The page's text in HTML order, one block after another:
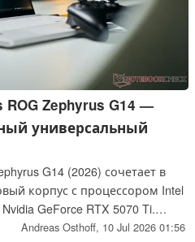
Zephyrus G14 —
универсальный
G14 (2026) сочетает в
корпус с процессором Intel
GeForce RTX 5070 Ti.
более высокую
Andreas Osthoff, 10 Jul 2026 01:56